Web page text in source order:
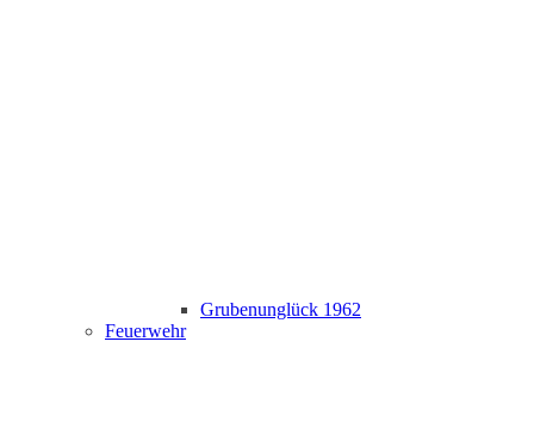
Grubenunglück 1962
Feuerwehr